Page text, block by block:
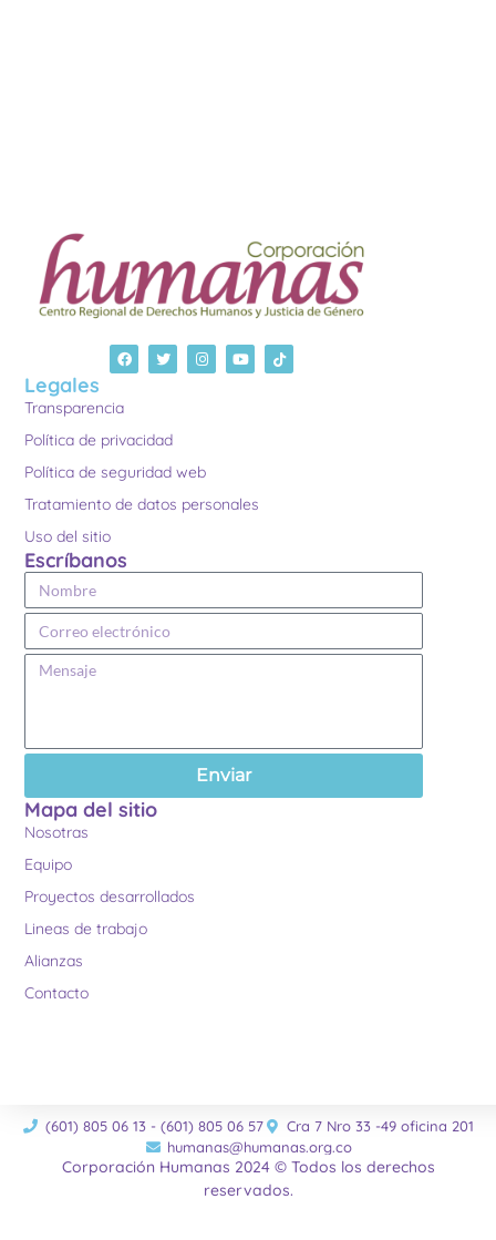
Legales
Transparencia
Política de privacidad
Política de seguridad web
Tratamiento de datos personales
Uso del sitio
Escríbanos
Enviar
Mapa del sitio
Nosotras
Equipo
Proyectos desarrollados
Lineas de trabajo
Alianzas
Contacto
(601) 805 06 13 - (601) 805 06 57
Cra 7 Nro 33 -49 oficina 201
humanas@humanas.org.co
Corporación Humanas 2024 © Todos los derechos
reservados.